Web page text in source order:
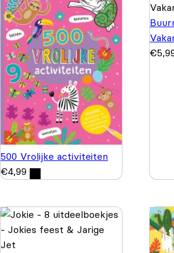
500 Vrolijke activiteiten
€4,99
€